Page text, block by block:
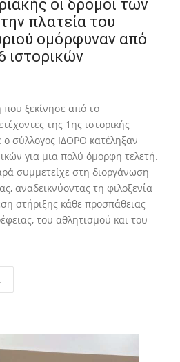
οι δρόμοι των
πλατεία του
ομόρφυναν από
ιστορικών
ξεκίνησε από το
της 1ης ιστορικής
σύλλογος ΙΔΟΡΟ κατέληξαν
για μια πολύ όμορφη τελετή.
συμμετείχε στη διοργάνωση
αναδεικνύοντας τη φιλοξενία
στήριξης κάθε προσπάθειας
του αθλητισμού και του